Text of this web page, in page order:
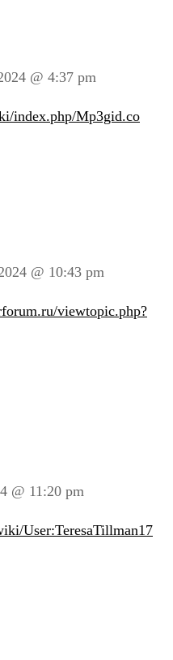
@ 4:37 pm
index.php/Mp3gid.co
@ 10:43 pm
viewtopic.php?
@ 11:20 pm
User:TeresaTillman17